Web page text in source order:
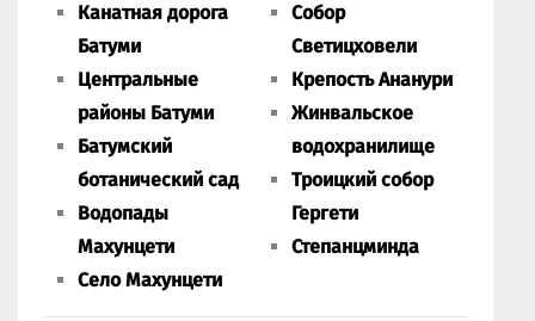
Канатная дорога
Батуми
Центральные
районы Батуми
Батумский
ботанический сад
Водопады
Махунцети
Село Махунцети
Собор
Светицховели
Крепость Ананури
Жинвальское
водохранилище
Троицкий собор
Гергети
Степанцминда